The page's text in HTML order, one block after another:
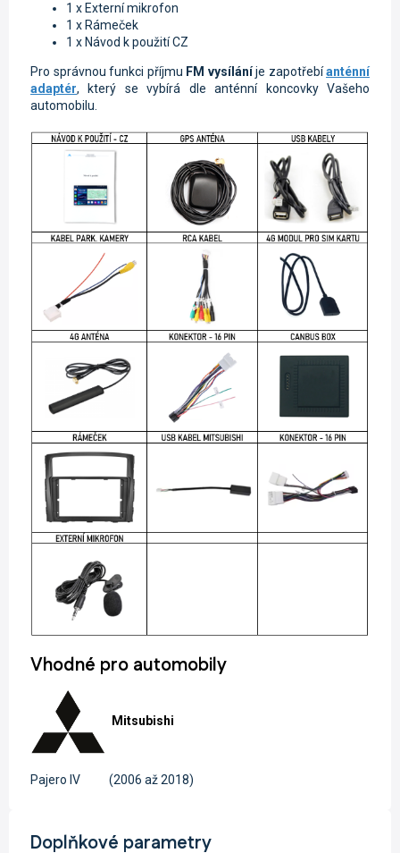
1 x Externí mikrofon
1 x Rámeček
1 x Návod k použití CZ
Pro správnou funkci příjmu FM vysíláníje zapotřebíanténní
adaptér, který se vybírá dle anténní koncovky Vašeho
automobilu.
Vhodné pro automobily
Mitsubishi
Pajero IV (2006 až 2018)
Doplňkové parametry